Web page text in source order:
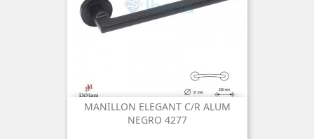
MANILLON ELEGANT C/R ALUM
NEGRO 4277